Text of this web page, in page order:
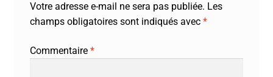
Votre adresse e-mail ne sera pas publiée. Les
champs obligatoires sont indiqués avec *
Commentaire *